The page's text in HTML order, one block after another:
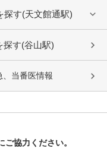
探す(天文館通駅)
探す(谷山駅)
当番医情報
協力ください。